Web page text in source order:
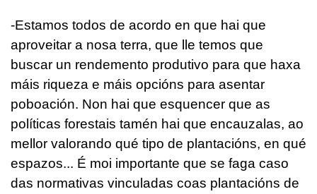
-Estamos todos de acordo en que hai que
aproveitar a nosa terra, que lle temos que
buscar un rendemento produtivo para que haxa
máis riqueza e máis opcións para asentar
poboación. Non hai que esquencer que as
políticas forestais tamén hai que encauzalas, ao
mellor valorando qué tipo de plantacións, en qué
espazos... É moi importante que se faga caso
das normativas vinculadas coas plantacións de